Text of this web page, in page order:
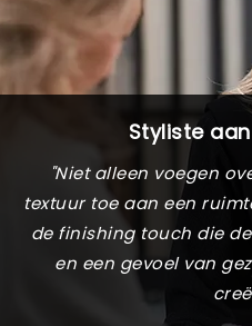
Styliste
"Niet alleen voegen
textuur toe aan een
de finishing touch die
en een gevoel van